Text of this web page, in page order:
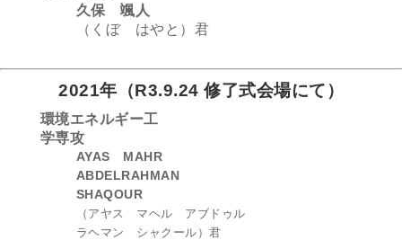
久保 颯人
（くぼ はやと）君
2021年（R3.9.24 修了式会場にて）
環境エネルギー工
学専攻
AYAS MAHR
ABDELRAHMAN
SHAQOUR
（アヤス マヘル アブドゥル
ラヘマン シャクール）君